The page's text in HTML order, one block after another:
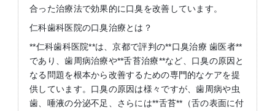
合った治療法で効果的に口臭を改善しています。
仁科歯科医院の口臭治療とは？
**仁科歯科医院**は、京都で評判の**口臭治療 歯医者**
であり、歯周病治療や**舌苔治療**など、口臭の原因と
なる問題を根本から改善するための専門的なケアを提
供しています。口臭の原因は様々ですが、歯周病や虫
歯、唾液の分泌不足、さらには**舌苔**（舌の表面に付